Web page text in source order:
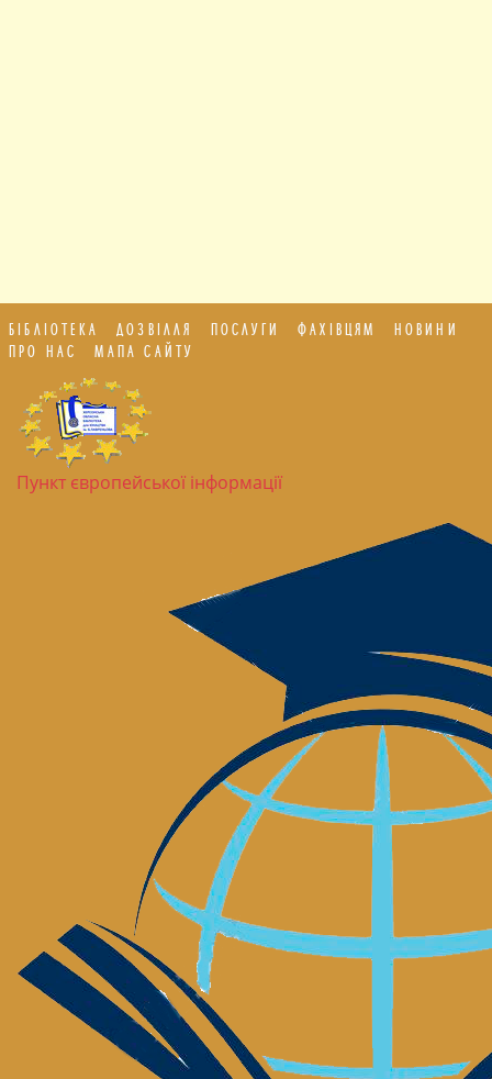
БІБЛІОТЕКА ДОЗВІЛЛЯ ПОСЛУГИ ФАХІВЦЯМ
НОВИНИ
ПРО НАС
МАПА САЙТУ
Пункт європейської інформації